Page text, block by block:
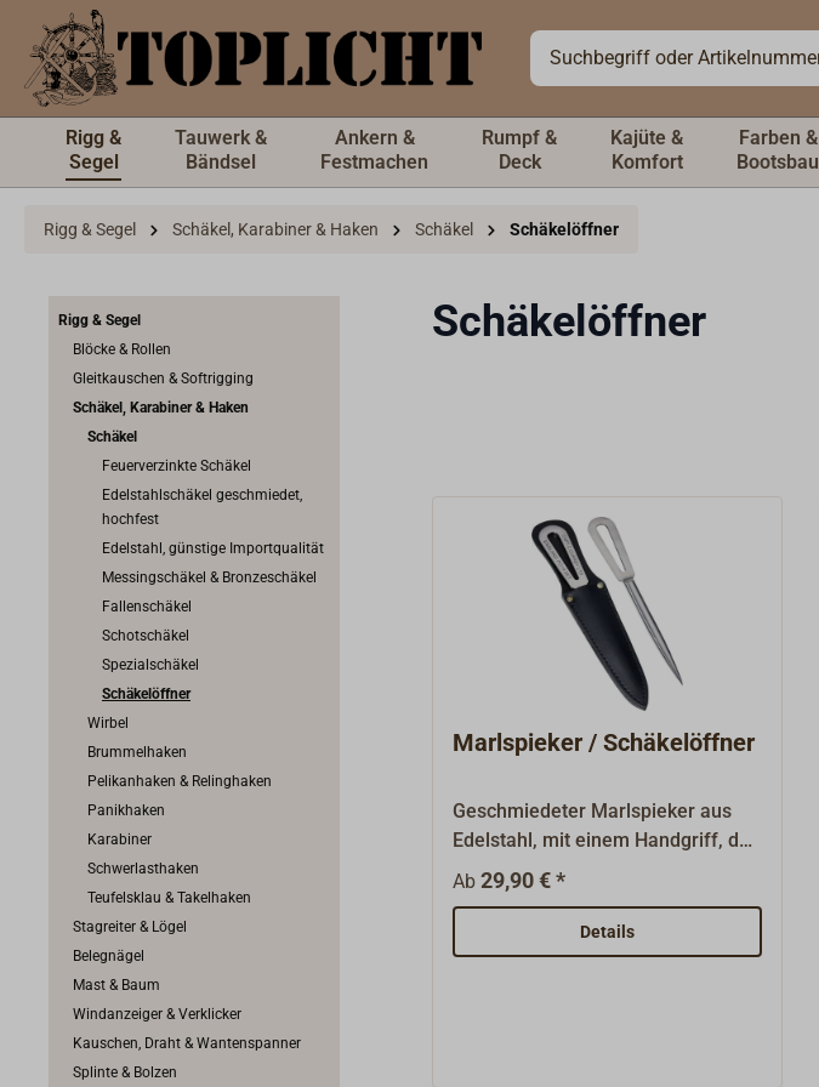
springen
Rigg &
Segel
Tauwerk &
Bändsel
Ankern &
Festmachen
Rumpf &
Deck
Kajüte &
Komfort
Farben &
Bootsbau
Rigg & Segel Schäkel, Karabiner & Haken Schäkel Schäkelöffner
Rigg & Segel
Blöcke & Rollen
Gleitkauschen & Softrigging
Schäkel, Karabiner & Haken
Schäkel
Feuerverzinkte Schäkel
Edelstahlschäkel geschmiedet,
hochfest
Edelstahl, günstige Importqualität
Messingschäkel & Bronzeschäkel
Fallenschäkel
Schotschäkel
Spezialschäkel
Schäkelöffner
Wirbel
Brummelhaken
Pelikanhaken & Relinghaken
Panikhaken
Karabiner
Schwerlasthaken
Teufelsklau & Takelhaken
Stagreiter & Lögel
Belegnägel
Mast & Baum
Windanzeiger & Verklicker
Kauschen, Draht & Wantenspanner
Splinte & Bolzen
Schäkelöffner
Marlspieker / Schäkelöffner
Geschmiedeter Marlspieker aus
Edelstahl, mit einem Handgriff, der
sich als Schäkelöffner
eignet.Dieses praktische
Allroundwerkzeug hat eine
eingearbeitete Keep im Schaft, die
Ab 29,90 € *
Details